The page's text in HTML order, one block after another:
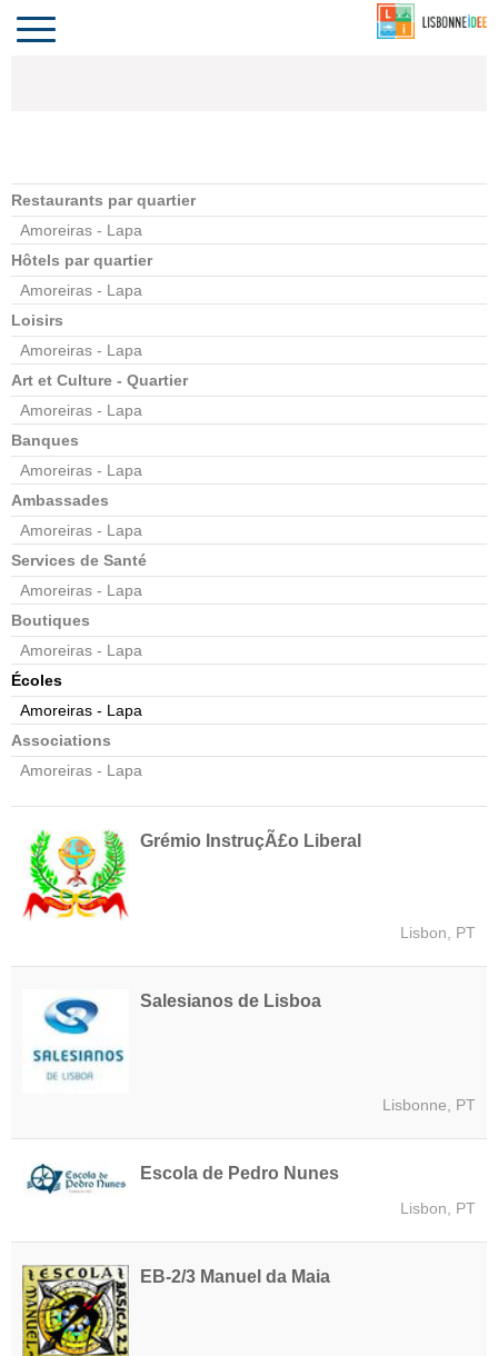
LE PORTUGAL
Toggle
navigation
Restaurants par quartier
Amoreiras - Lapa
Hôtels par quartier
Amoreiras - Lapa
Loisirs
Amoreiras - Lapa
Art et Culture - Quartier
Amoreiras - Lapa
Banques
Amoreiras - Lapa
Ambassades
Amoreiras - Lapa
Services de Santé
Amoreiras - Lapa
Boutiques
Amoreiras - Lapa
Écoles
Amoreiras - Lapa
Associations
Amoreiras - Lapa
Grémio InstruçÃ£o Liberal
Lisbon, PT
Salesianos de Lisboa
Lisbonne, PT
Escola de Pedro Nunes
Lisbon, PT
EB-2/3 Manuel da Maia